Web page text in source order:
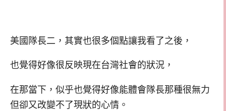
美國隊長二，其實也很多個點讓我看了之後，
也覺得好像很反映現在台灣社會的狀況，
在那當下，似乎也覺得好像能體會隊長那種很無力
但卻又改變不了現狀的心情。